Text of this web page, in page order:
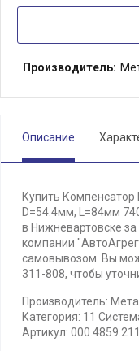
Производитель:
Описание
Купить
D=54.4мм, L=84мм
в Нижневартовске за
компании
самовывозом. Вы
311-808, чтобы
Производитель:
Категория: 11
Артикул: